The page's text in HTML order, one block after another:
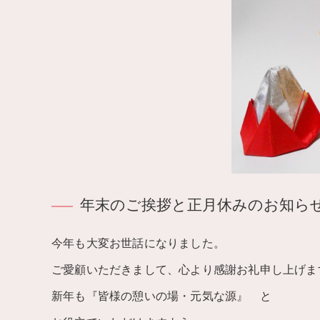
年末のご挨拶と正月休みのお知ら
今年も大変お世話になりました。
ご愛顧いただきまして、心より感謝お礼申し上げま
新年も『皆様の憩いの場・元気な源』 と